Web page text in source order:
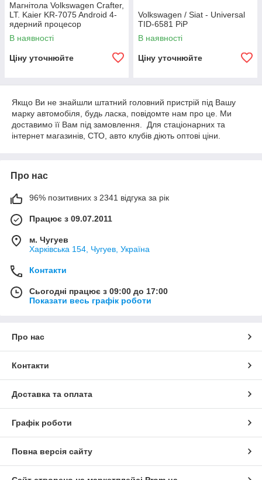
Магнітола Volkswagen Crafter,
LT. Kaier KR-7075 Android 4-
ядерний процесор
В наявності
Ціну уточнюйте
Volkswagen / Siat - Universal
TID-6581 PiP
В наявності
Ціну уточнюйте
Якщо Ви не знайшли штатний головний пристрій під Вашу
марку автомобіля, будь ласка, повідомте нам про це. Ми
доставимо її Вам під замовлення. Для стаціонарних та
інтернет магазинів, СТО, авто клубів діють оптові ціни.
Про нас
96% позитивних з 2341 відгука за рік
Працює з 09.07.2011
м. Чугуев
Харківська 154, Чугуев, Україна
Контакти
Сьогодні працює з 09:00 до 17:00
Показати весь графік роботи
Про нас
Контакти
Доставка та оплата
Графік роботи
Повна версія сайту